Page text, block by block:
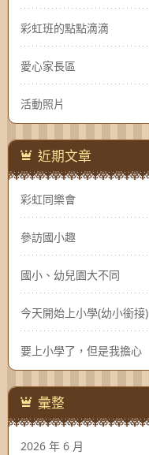
彩虹班的點點滴滴
愛心家長區
活動照片
近期文章
彩虹同樂會
參訪國小趣
國小、幼兒園大不同
今天開始上小學(幼小銜接)
要上小學了，但是我擔心
彙整
2026 年 6 月